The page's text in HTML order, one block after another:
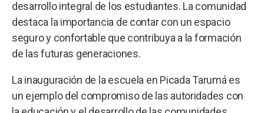
desarrollo integral de los estudiantes. La comunidad
destaca la importancia de contar con un espacio
seguro y confortable que contribuya a la formación
de las futuras generaciones.
La inauguración de la escuela en Picada Tarumá es
un ejemplo del compromiso de las autoridades con